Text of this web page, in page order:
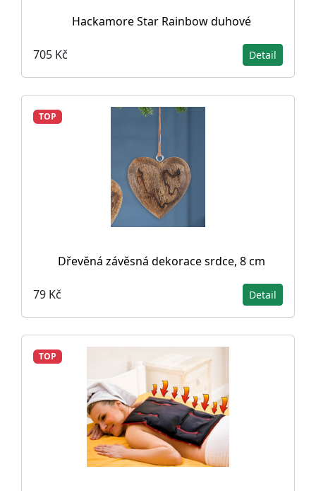
Hackamore Star Rainbow duhové
705 Kč Detail
TOP
Dřevěná závěsná dekorace srdce, 8 cm
79 Kč Detail
TOP